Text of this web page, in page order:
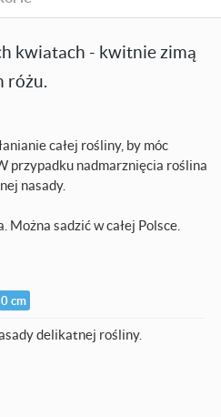
kwiatach - kwitnie zimą
różu.
całej rośliny, by móc
przypadku nadmarznięcia roślina
nasady.
Można sadzić w całej Polsce.
cm
delikatnej rośliny.